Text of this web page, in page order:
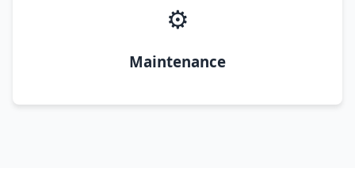
⚙️
Maintenance